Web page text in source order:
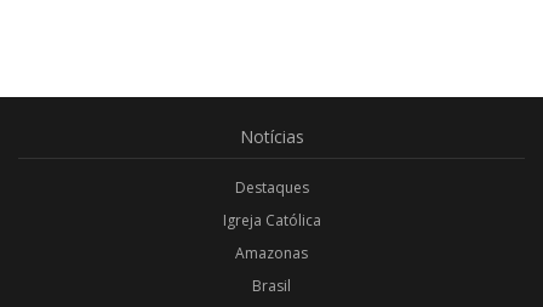
Notícias
Destaques
Igreja Católica
Amazonas
Brasil